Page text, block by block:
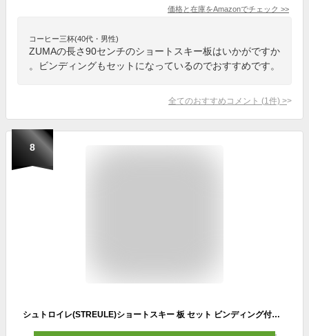
価格と在庫をAmazonでチェック >>
コーヒー三杯(40代・男性)
ZUMAの長さ90センチのショートスキー板はいかがですか
。ビンディングもセットになっているのでおすすめです。
全てのおすすめコメント (1 件) >
8
シュトロイレ(STREULE)ショートスキー 板 セット ビンディング付属 XPRESS10 WT 301ST0AO1191(&hellip;